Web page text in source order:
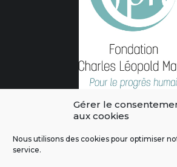
Gérer le
aux cookies
Nous utilisons des cookies pour optimiser
service.
L'intégralité des contenus de ce site